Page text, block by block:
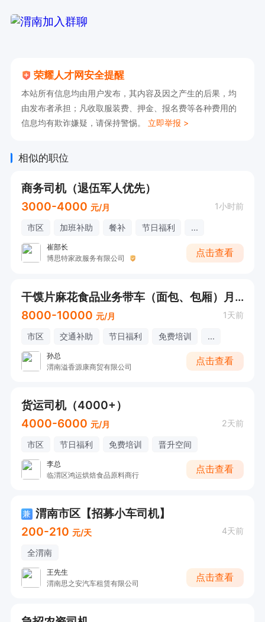
荣耀人才网安全提醒
本站所有信息均由用户发布，其内容及因之产生的后果，均
由发布者承担；凡收取服装费、押金、报名费等各种费用的
信息均有欺诈嫌疑，请保持警惕。 立即举报 >
相似的职位
商务司机（退伍军人优先）
3000-4000 元/月 1小时前
市区 加班补助 餐补 节日福利 ...
崔部长
博思特家政服务有限公司
点击查看
干馍片麻花食品业务带车（面包、包厢）月8000起
8000-10000 元/月 1天前
市区 交通补助 节日福利 免费培训 ...
孙总
渭南溢香源康商贸有限公司
点击查看
货运司机（4000+）
4000-6000 元/月 2天前
市区 节日福利 免费培训 晋升空间
李总
临渭区鸿运烘焙食品原料商行
点击查看
兼 渭南市区【招募小车司机】
200-210 元/天 4天前
全渭南
王先生
渭南思之安汽车租赁有限公司
点击查看